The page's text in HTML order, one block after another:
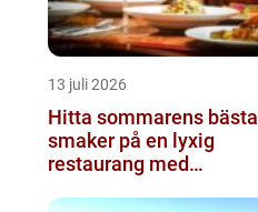
13 juli 2026
Hitta sommarens bästa
smaker på en lyxig
restaurang med